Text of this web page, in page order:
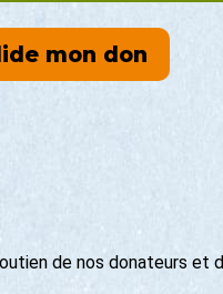
mon don
de nos donateurs